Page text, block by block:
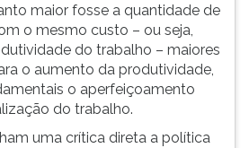
maior fosse a quantidade de
o mesmo custo – ou seja,
do trabalho – maiores
o aumento da produtividade,
o aperfeiçoamento
do trabalho.
uma crítica direta a política